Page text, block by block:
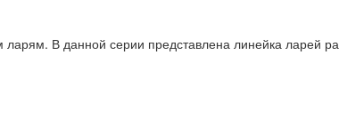
В данной серии представлена линейка ларей